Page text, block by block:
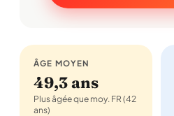
ÂGE MOYEN
49,3 ans
Plus âgée que moy. FR (42
ans)